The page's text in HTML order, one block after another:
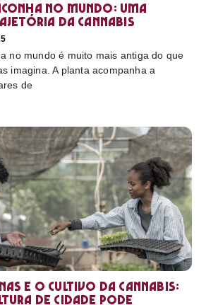
no mundo: uma
da cannabis
no mundo é muito mais antiga do que
imagina. A planta acompanha a
de
e o cultivo da cannabis:
de cidade pode